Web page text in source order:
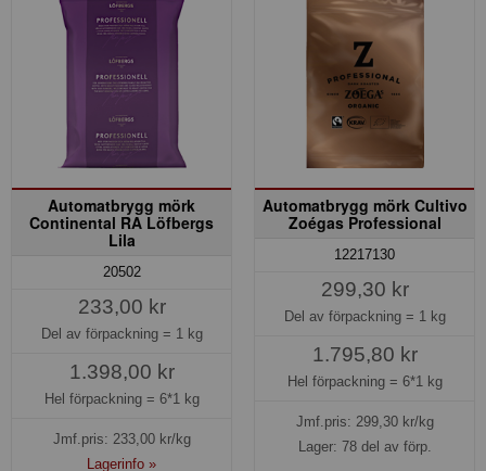
Automatbrygg mörk
Continental RA Löfbergs
Lila
20502
233,00 kr
Del av förpackning = 1 kg
1.398,00 kr
Hel förpackning = 6*1 kg
Jmf.pris: 233,00kr/kg
Lagerinfo »
Automatbrygg mörk Cultivo
Zoégas Professional
12217130
299,30 kr
Del av förpackning = 1 kg
1.795,80 kr
Hel förpackning = 6*1 kg
Jmf.pris: 299,30kr/kg
Lager: 78 del av förp.